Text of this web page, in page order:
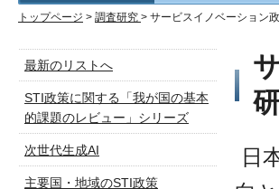
トップページ > 調査研究 > サービスイノベーション
最新のリストへ
STI政策に関する「我が国の基本
的課題のレビュー」シリーズ
次世代生成AI
主要国・地域のSTI政策
日